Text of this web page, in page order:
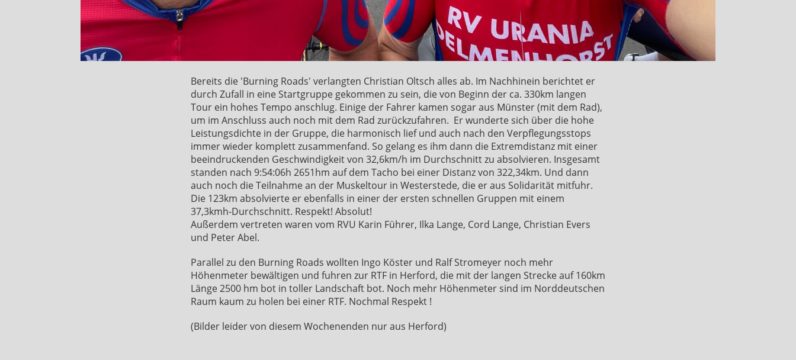
Bereits die 'Burning Roads' verlangten Christian Oltsch alles ab. Im Nachhinein berichtet er
durch Zufall in eine Startgruppe gekommen zu sein, die von Beginn der ca. 330km langen
Tour ein hohes Tempo anschlug. Einige der Fahrer kamen sogar aus Münster (mit dem Rad),
um im Anschluss auch noch mit dem Rad zurückzufahren. Er wunderte sich über die hohe
Leistungsdichte in der Gruppe, die harmonisch lief und auch nach den Verpflegungsstops
immer wieder komplett zusammenfand. So gelang es ihm dann die Extremdistanz mit einer
beeindruckenden Geschwindigkeit von 32,6km/h im Durchschnitt zu absolvieren. Insgesamt
standen nach 9:54:06h 2651hm auf dem Tacho bei einer Distanz von 322,34km. Und dann
auch noch die Teilnahme an der Muskeltour in Westerstede, die er aus Solidarität mitfuhr.
Die 123km absolvierte er ebenfalls in einer der ersten schnellen Gruppen mit einem
37,3kmh-Durchschnitt. Respekt! Absolut!
Außerdem vertreten waren vom RVU Karin Führer, Ilka Lange, Cord Lange, Christian Evers
und Peter Abel.
Parallel zu den Burning Roads wollten Ingo Köster und Ralf Stromeyer noch mehr
Höhenmeter bewältigen und fuhren zur RTF in Herford, die mit der langen Strecke auf 160km
Länge 2500 hm bot in toller Landschaft bot. Noch mehr Höhenmeter sind im Norddeutschen
Raum kaum zu holen bei einer RTF. Nochmal Respekt !
(Bilder leider von diesem Wochenenden nur aus Herford)